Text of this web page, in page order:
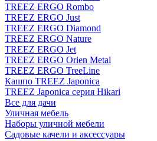
TREEZ ERGO Rombo
TREEZ ERGO Just
TREEZ ERGO Diamond
TREEZ ERGO Nature
TREEZ ERGO Jet
TREEZ ERGO Orien Metal
TREEZ ERGO TreeLine
Кашпо TREEZ Japonica
TREEZ Japonica серия Hikari
Все для дачи
Уличная мебель
Наборы уличной мебели
Садовые качели и аксессуары